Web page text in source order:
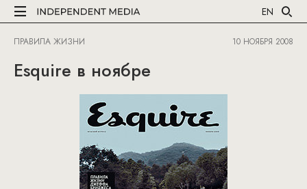
EN
ПРАВИЛА ЖИЗНИ 10 НОЯБРЯ 2008
Esquire в ноябре